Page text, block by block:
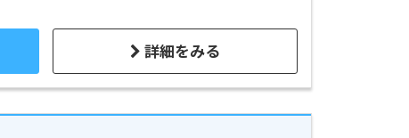
詳細をみる